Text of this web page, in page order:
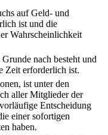
auf Geld- und
ist und die
Wahrscheinlichkeit
nach besteht und
Zeit erforderlich ist.
ist unter den
aller Mitglieder der
Entscheidung
einer sofortigen
haben.